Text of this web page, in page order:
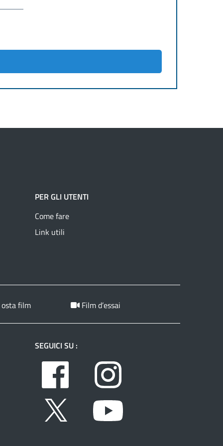
PER GLI UTENTI
Come fare
Link utili
film Film d’essai
SEGUICI SU :
Facebook
Twitter